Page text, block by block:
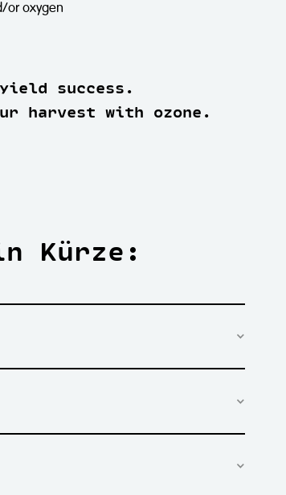
or oxygen
success.
harvest with ozone.
Kürze: